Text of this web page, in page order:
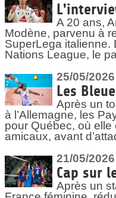
A 20 ans,
Modène, parvenu à
SuperLega italienne.
Nations League, le
25/05/2026
Les
Après un
à l’Allemagne, les
pour Québec, où
amicaux, avant
21/05/2026
Cap sur
Après un